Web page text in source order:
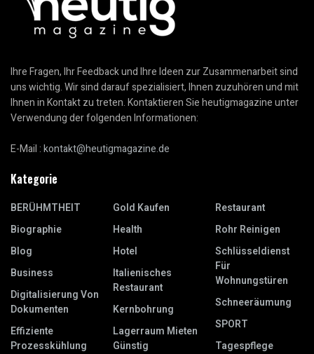
Ihre Fragen, Ihr Feedback und Ihre Ideen zur Zusammenarbeit sind
uns wichtig. Wir sind darauf spezialisiert, Ihnen zuzuhören und mit
Ihnen in Kontakt zu treten. Kontaktieren Sie heutigmagazine unter
Verwendung der folgenden Informationen:
E-Mail :kontakt@heutigmagazine.de
Kategorie
BERÜHMTHEIT
Biographie
Blog
Business
Digitalisierung Von
Dokumenten
Effiziente
Prozesskühlung
Gold Kaufen
Health
Hotel
Italienisches
Restaurant
Kernbohrung
Lagerraum Mieten
Günstig
Restaurant
Rohr Reinigen
Schlüsseldienst
Für
Wohnungstüren
Schneeräumung
SPORT
Tagespflege